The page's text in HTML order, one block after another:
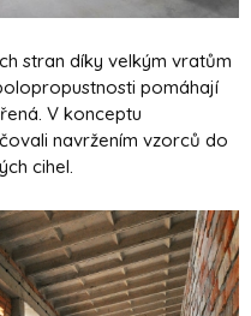
stran díky velkým vratům
pomáhají
V konceptu
navržením vzorců do
cihel.